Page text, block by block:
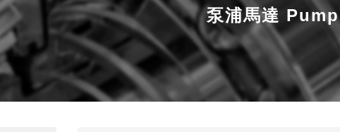
泵浦馬達 Pump